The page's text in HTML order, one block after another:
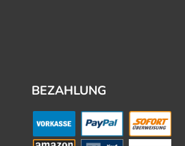
BEZAHLUNG